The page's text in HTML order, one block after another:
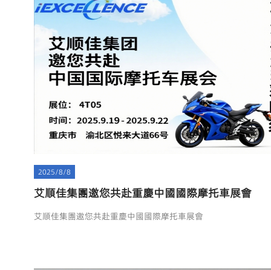
2025/8/8
艾順佳集團邀您共赴重慶中國國際摩托車展會
艾順佳集團邀您共赴重慶中國國際摩托車展會